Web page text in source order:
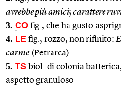
avrebbe più amici; carattere
3. CO fig., che ha gusto
4. LE fig., rozzo, non rifinito:
carme(Petrarca)
5. TS biol. di colonia
aspetto granuloso